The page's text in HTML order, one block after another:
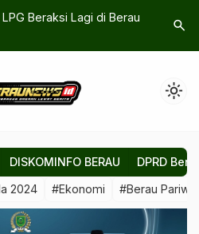
Laut Diusulkan Jadi
Pesisir
search
light_mode
DISKOMINFO BERAU DPRD
2024 #Ekonomi #Berau